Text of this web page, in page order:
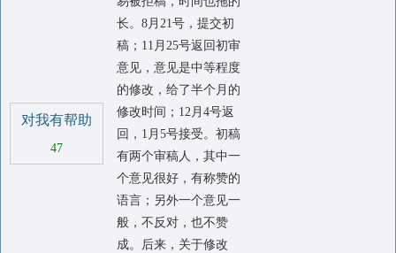
对我有帮助
47
长。8月21号，提交初
稿；11月25号返回初审
意见，意见是中等程度
的修改，给了半个月的
修改时间；12月4号返
回，1月5号接受。初稿
有两个审稿人，其中一
个意见很好，有称赞的
语言；另外一个意见一
般，不反对，也不赞
成。后来，关于修改